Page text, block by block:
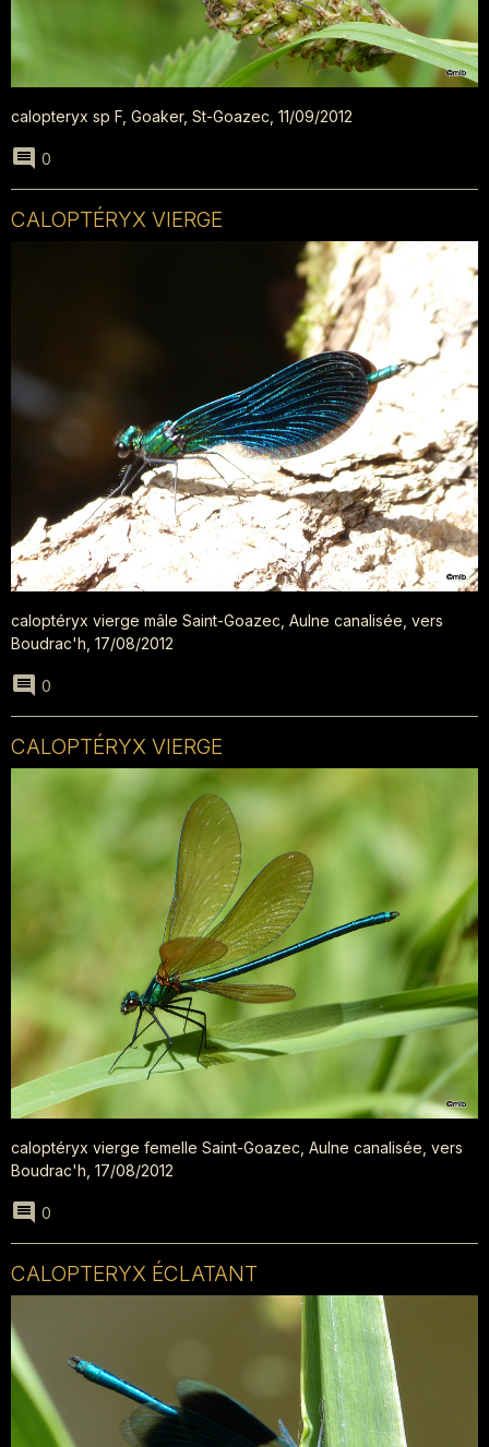
calopteryx sp F, Goaker, St-Goazec, 11/09/2012
0
CALOPTÉRYX VIERGE
caloptéryx vierge mâle Saint-Goazec, Aulne canalisée, vers
Boudrac'h, 17/08/2012
0
CALOPTÉRYX VIERGE
caloptéryx vierge femelle Saint-Goazec, Aulne canalisée, vers
Boudrac'h, 17/08/2012
0
CALOPTERYX ÉCLATANT